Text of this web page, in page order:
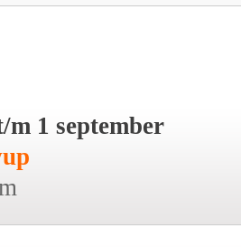
m 1 september